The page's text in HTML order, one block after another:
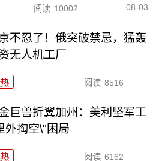
阅读 10002 08-03
不忍了！俄突破禁忌，猛轰
无人机工厂
阅读 8516
巨兽折翼加州：美利坚军工
外掏空\"困局
阅读 6162